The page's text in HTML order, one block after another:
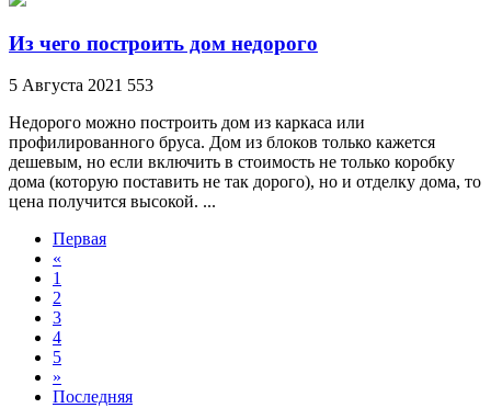
Из чего построить дом недорого
5 Августа 2021 553
Недорого можно построить дом из каркаса или
профилированного бруса. Дом из блоков только кажется
дешевым, но если включить в стоимость не только коробку
дома (которую поставить не так дорого), но и отделку дома, то
цена получится высокой. ...
Первая
«
1
2
3
4
5
»
Последняя